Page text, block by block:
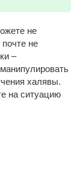
не
не
–
халявы.
на ситуацию